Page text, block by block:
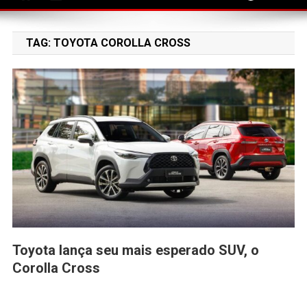
TAG: TOYOTA COROLLA CROSS
Toyota lança seu mais esperado SUV, o
Corolla Cross